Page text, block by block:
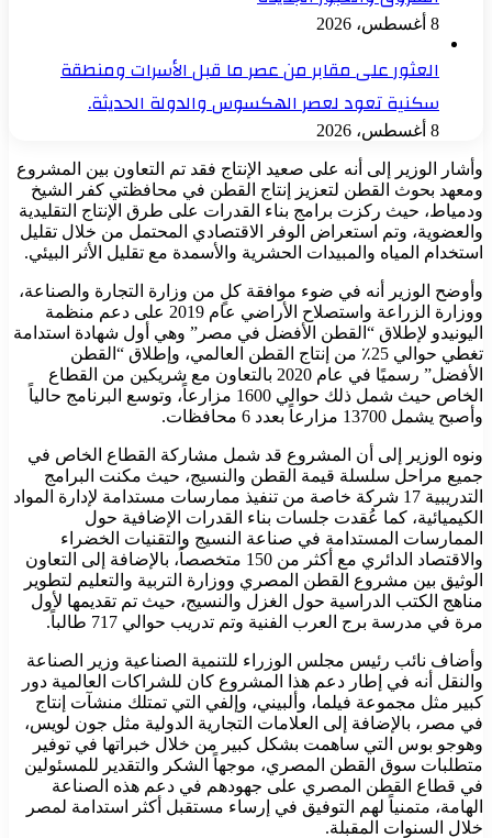
8 أغسطس، 2026
العثور على مقابر من عصر ما قبل الأسرات ومنطقة
سكنية تعود لعصر الهكسوس والدولة الحديثة.
8 أغسطس، 2026
وأشار الوزير إلى أنه على صعيد الإنتاج فقد تم التعاون بين المشروع
ومعهد بحوث القطن لتعزيز إنتاج القطن في محافظتي كفر الشيخ
ودمياط، حيث ركزت برامج بناء القدرات على طرق الإنتاج التقليدية
والعضوية، وتم استعراض الوفر الاقتصادي المحتمل من خلال تقليل
استخدام المياه والمبيدات الحشرية والأسمدة مع تقليل الأثر البيئي.
وأوضح الوزير أنه في ضوء موافقة كلٍ من وزارة التجارة والصناعة،
ووزارة الزراعة واستصلاح الأراضي عام 2019 على دعم منظمة
اليونيدو لإطلاق “القطن الأفضل في مصر” وهي أول شهادة استدامة
تغطي حوالي 25٪ من إنتاج القطن العالمي، وإطلاق “القطن
الأفضل” رسميًا في عام 2020 بالتعاون مع شريكين من القطاع
الخاص حيث شمل ذلك حوالي 1600 مزارعاً، وتوسع البرنامج حالياً
وأصبح يشمل 13700 مزارعاً بعدد 6 محافظات.
ونوه الوزير إلى أن المشروع قد شمل مشاركة القطاع الخاص في
جميع مراحل سلسلة قيمة القطن والنسيج، حيث مكنت البرامج
التدريبية 17 شركة خاصة من تنفيذ ممارسات مستدامة لإدارة المواد
الكيميائية، كما عُقدت جلسات بناء القدرات الإضافية حول
الممارسات المستدامة في صناعة النسيج والتقنيات الخضراء
والاقتصاد الدائري مع أكثر من 150 متخصصاً، بالإضافة إلى التعاون
الوثيق بين مشروع القطن المصري ووزارة التربية والتعليم لتطوير
مناهج الكتب الدراسية حول الغزل والنسيج، حيث تم تقديمها لأول
مرة في مدرسة برج العرب الفنية وتم تدريب حوالي 717 طالباً.
وأضاف نائب رئيس مجلس الوزراء للتنمية الصناعية وزير الصناعة
والنقل أنه في إطار دعم هذا المشروع كان للشراكات العالمية دور
كبير مثل مجموعة فيلما، وألبيني، وإلفي التي تمتلك منشآت إنتاج
في مصر، بالإضافة إلى العلامات التجارية الدولية مثل جون لويس،
وهوجو بوس التي ساهمت بشكل كبير من خلال خبراتها في توفير
متطلبات سوق القطن المصري، موجهاً الشكر والتقدير للمسئولين
في قطاع القطن المصري على جهودهم في دعم هذه الصناعة
الهامة، متمنياً لهم التوفيق في إرساء مستقبل أكثر استدامة لمصر
خلال السنوات المقبلة.